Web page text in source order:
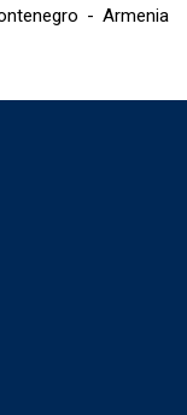
- Armenia